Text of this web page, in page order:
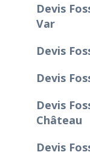
Devis
Var
Devis
Devis
Devis
Château
Devis